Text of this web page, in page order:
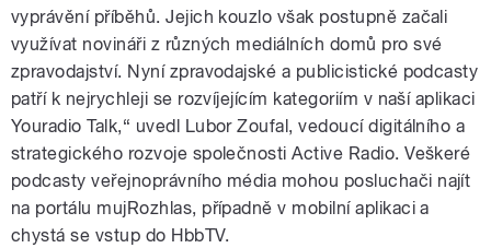
vyprávění příběhů. Jejich kouzlo však postupně začali
využívat novináři z různých mediálních domů pro své
zpravodajství. Nyní zpravodajské a publicistické podcasty
patří k nejrychleji se rozvíjejícím kategoriím v naší aplikaci
Youradio Talk,“ uvedl Lubor Zoufal, vedoucí digitálního a
strategického rozvoje společnosti Active Radio. Veškeré
podcasty veřejnoprávního média mohou posluchači najít
na portálu mujRozhlas, případně v mobilní aplikaci a
chystá se vstup do HbbTV.